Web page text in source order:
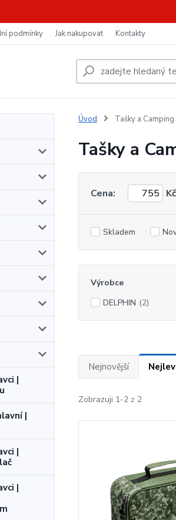
podmínky Jak nakupovat Kontakty
|
|
|
|
Úvod Tašky a
Tašky a
Cena: Kč
Skladem
Výrobce
DELPHIN (2)
Nejnovější
Zobrazuji 1-2 z 2